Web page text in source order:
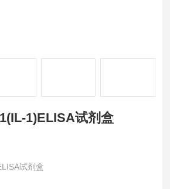
1)ELISA试剂盒
试剂盒